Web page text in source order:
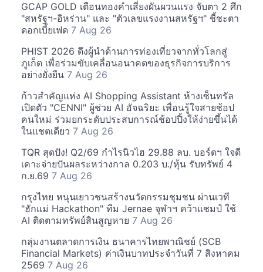
GCAP GOLD เตือนทองคำเสี่ยงผันผวนแรง จับตา 2 ศึก
"สหรัฐฯ-อิหร่าน" และ "ตัวเลขแรงงานสหรัฐฯ" ชี้ชะตา
ดอกเบี้ยเฟด 7 Aug 26
PHIST 2026 ดึงผู้นำด้านการท่องเที่ยวจากทั่วโลกสู่
ภูเก็ต เพื่อร่วมขับเคลื่อนอนาคตของธุรกิจการบริการ
อย่างยั่งยืน 7 Aug 26
ก้าวสำคัญแห่ง AI Shopping Assistant ห้างเซ็นทรัล
เปิดตัว "CENNI" ผู้ช่วย AI อัจฉริยะ เพื่อนรู้ใจสายช้อป
คนใหม่ ร่วมยกระดับประสบการณ์ช้อปปิ้งให้ง่ายขึ้นได้
ในแชตเดียว 7 Aug 26
TQR สุดปัง! Q2/69 กำไรนิวไฮ 29.88 ลบ. บอร์ดฯ ใจดี
เคาะจ่ายปันผลระหว่างกาล 0.203 บ./หุ้น รับทรัพย์ 4
ก.ย.69 7 Aug 26
กรุงไทย หนุนเยาวชนสร้างนวัตกรรมชุมชน ผ่านเวที
"ฮักแม่ Hackathon" ทีม Jernae จุฬาฯ คว้าแชมป์ ใช้
AI ติดตามทรัพย์สินสูญหาย 7 Aug 26
กลุ่มงานตลาดการเงิน ธนาคารไทยพาณิชย์ (SCB
Financial Markets) ค่าเงินบาทประจำวันที่ 7 สิงหาคม
2569 7 Aug 26